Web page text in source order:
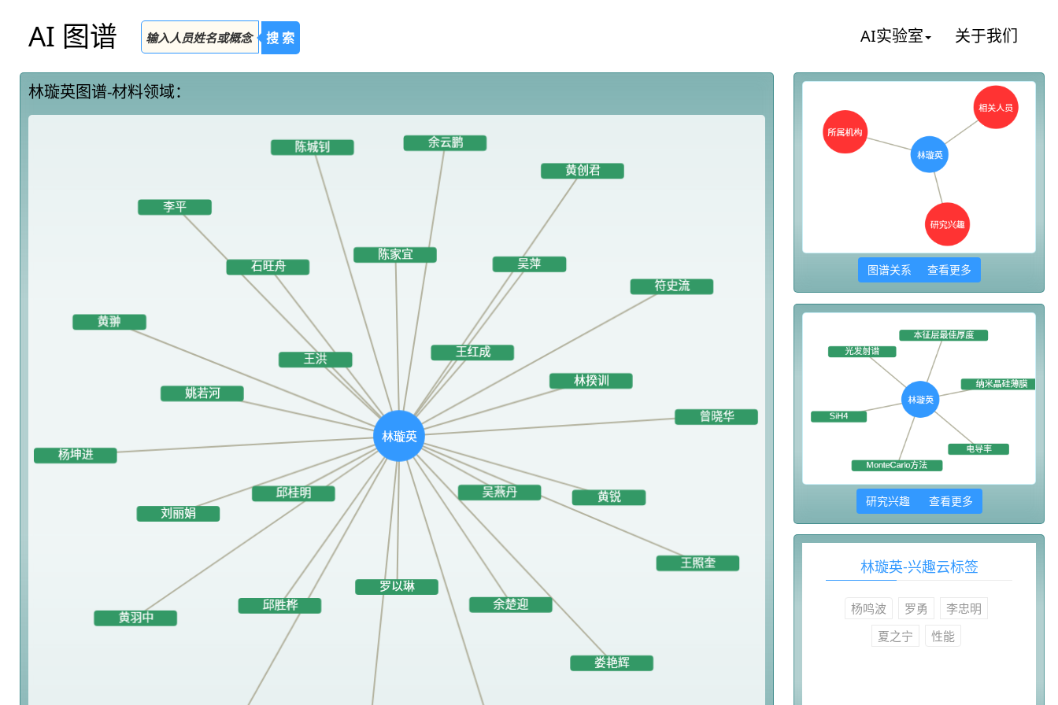
AI 图谱 搜 索 AI实验室 关于我们
林璇英图谱-材料领域：
图谱关系 查看更多
研究兴趣 查看更多
林璇英-兴趣云标签
杨鸣波 罗勇
李忠明
夏之宁
性能